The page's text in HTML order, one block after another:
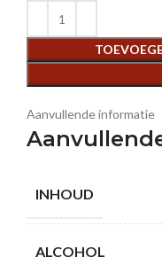
Aanvullende informatie
INHOUD
ALCOHOL